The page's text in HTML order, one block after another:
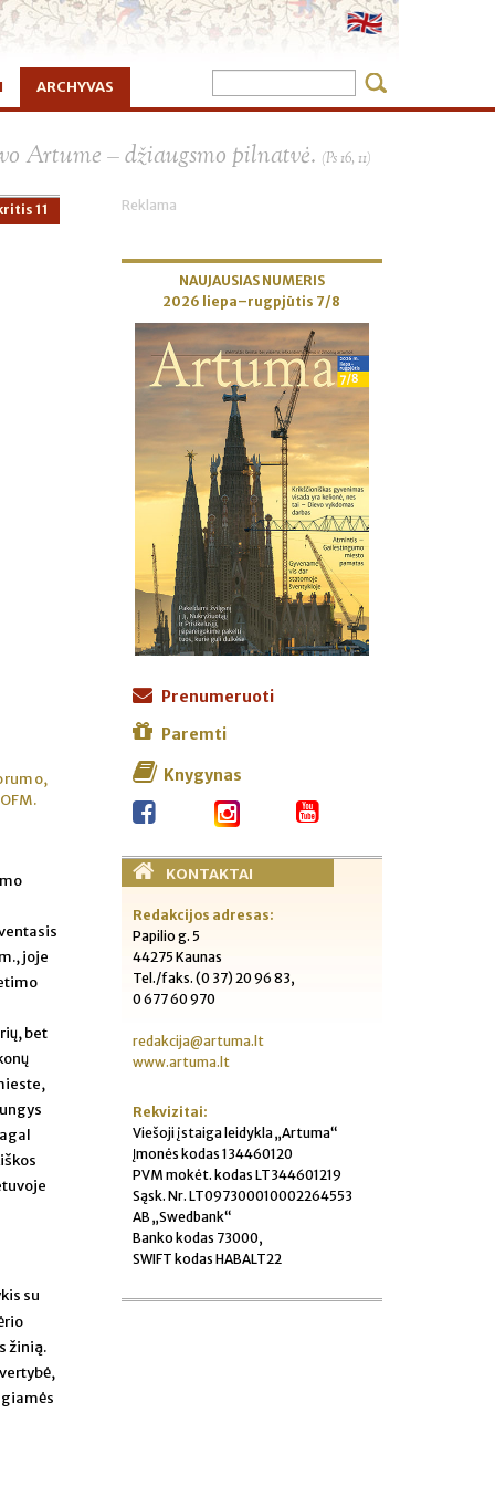
ARCHYVAS
Artume – džiaugsmo pilnatvė. (Ps 16, 11)
11
joje
bet
su
žinią.
Reklama
NAUJAUSIAS NUMERIS
2026 liepa–rugpjūtis 7/8
Prenumeruoti
Paremti
Knygynas
KONTAKTAI
Redakcijos adresas:
Papilio g. 5
44275 Kaunas
Tel./faks. (0 37) 20 96 83,
0 677 60 970
redakcija@artuma.lt
www.artuma.lt
Rekvizitai:
Viešoji įstaiga leidykla „Artuma“
Įmonės kodas 134460120
PVM mokėt. kodas LT344601219
Sąsk. Nr. LT097300010002264553
AB „Swedbank“
Banko kodas 73000,
SWIFT kodas HABALT22